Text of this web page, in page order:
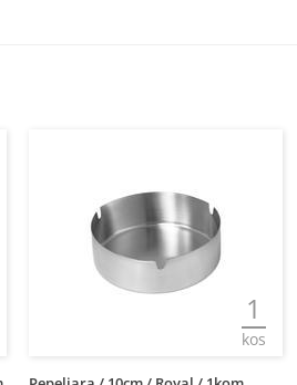
1
kos